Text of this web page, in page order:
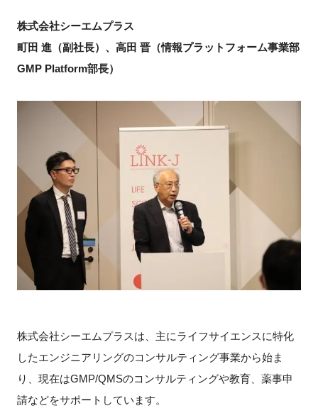
株式会社シーエムプラス
町田 進（副社長）、高田 晋（情報プラットフォーム事業部
GMP Platform部長）
株式会社シーエムプラスは、主にライフサイエンスに特化
したエンジニアリングのコンサルティング事業から始ま
り、現在はGMP/QMSのコンサルティングや教育、薬事申
請などをサポートしています。